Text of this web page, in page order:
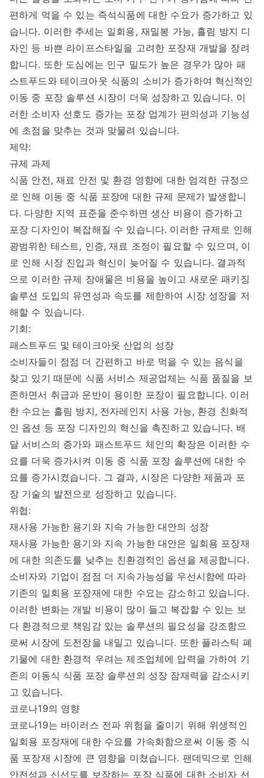
편하게 먹을 수 있는 즉석식품에 대한 수요가 증가하고 있
습니다. 이러한 추세는 일회용, 재밀봉 가능, 흘림 방지 디
자인 등 바쁜 라이프스타일을 고려한 포장재 개발을 장려
합니다. 또한 도심에는 인구 밀도가 높은 경우가 많아 패
스트푸드와 테이크아웃 식품의 소비가 증가하여 혁신적인
이동 중 포장 솔루션 시장이 더욱 성장하고 있습니다. 이
러한 소비자 선호도 증가는 포장 업계가 편의성과 기능성
에 초점을 맞추는 것과 맞물려 있습니다.
제약:
규제 과제
식품 안전, 재료 안전 및 환경 영향에 대한 엄격한 규정으
로 인해 이동 중 식품 포장에 대한 규제 문제가 발생합니
다. 다양한 지역 표준을 준수하면 생산 비용이 증가하고
포장 디자인이 복잡해질 수 있습니다. 이러한 규제로 인해
광범위한 테스트, 인증, 재료 조정이 필요할 수 있으며, 이
로 인해 시장 진입과 혁신이 늦어질 수 있습니다. 결과적
으로 이러한 규제 장애물은 비용을 높이고 새로운 패키징
솔루션 도입의 유연성과 속도를 제한하여 시장 성장을 저
해할 수 있습니다.
기회:
패스트푸드 및 테이크아웃 산업의 성장
소비자들이 점점 더 간편하고 바로 먹을 수 있는 음식을
찾고 있기 때문에 식품 서비스 제공업체는 식품 품질을 보
존하면서 취급과 운반이 용이한 포장이 필요합니다. 이러
한 수요는 흘림 방지, 전자레인지 사용 가능, 환경 친화적
인 옵션 등 포장 디자인의 혁신을 촉진하고 있습니다. 배
달 서비스의 증가와 패스트푸드 체인의 확장은 이러한 수
요를 더욱 증가시켜 이동 중 식품 포장 솔루션에 대한 수
요를 증가시켰습니다. 그 결과, 시장은 다양한 제품과 포
장 기술의 발전으로 성장하고 있습니다.
위협:
재사용 가능한 용기와 지속 가능한 대안의 성장
재사용 가능한 용기와 지속 가능한 대안은 일회용 포장재
에 대한 의존도를 낮추는 친환경적인 옵션을 제공합니다.
소비자와 기업이 점점 더 지속가능성을 우선시함에 따라
기존의 일회용 포장재에 대한 수요는 감소하고 있습니다.
이러한 변화는 개발 비용이 많이 들고 복잡할 수 있는 보
다 환경적으로 책임감 있는 솔루션의 필요성을 강조함으
로써 시장에 도전장을 내밀고 있습니다. 또한 플라스틱 폐
기물에 대한 환경적 우려는 제조업체에 압력을 가하여 기
존의 이동식 식품 포장 솔루션의 성장 잠재력을 감소시키
고 있습니다.
코로나19의 영향
코로나19는 바이러스 전파 위험을 줄이기 위해 위생적인
일회용 포장재에 대한 수요를 가속화함으로써 이동 중 식
품 포장재 시장에 큰 영향을 미쳤습니다. 팬데믹으로 인해
안전성과 신선도를 보장하는 포장 식품에 대한 소비자 선